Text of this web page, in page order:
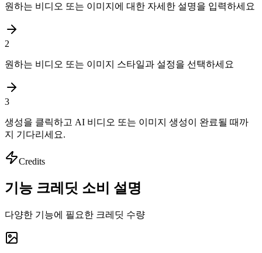
원하는 비디오 또는 이미지에 대한 자세한 설명을 입력하세요
2
원하는 비디오 또는 이미지 스타일과 설정을 선택하세요
3
생성을 클릭하고 AI 비디오 또는 이미지 생성이 완료될 때까
지 기다리세요.
Credits
기능 크레딧 소비 설명
다양한 기능에 필요한 크레딧 수량